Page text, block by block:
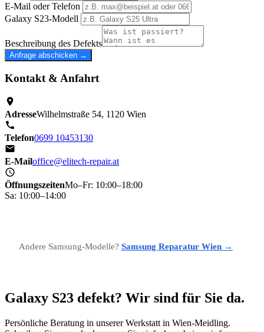
E-Mail oder Telefon
Galaxy S23-Modell
Beschreibung des Defekts
Anfrage abschicken →
Kontakt & Anfahrt
AdresseWilhelmstraße 54, 1120 Wien
Telefon0699 10453130
E-Mailoffice@elitech-repair.at
ÖffnungszeitenMo–Fr: 10:00–18:00
Sa: 10:00–14:00
Andere Samsung-Modelle? Samsung Reparatur Wien →
Galaxy S23 defekt? Wir sind für Sie da.
Persönliche Beratung in unserer Werkstatt in Wien-Meidling.